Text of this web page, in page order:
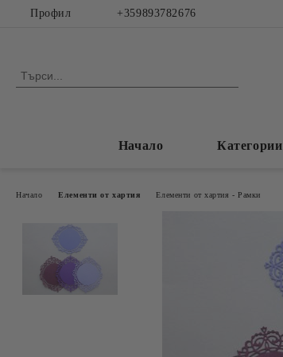
Профил +359893782676
Начало Категории
Начало Елементи от хартия Елементи от хартия - Рамки